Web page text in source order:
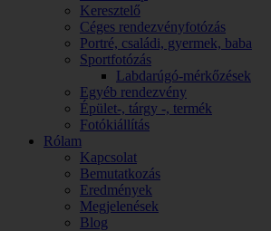
Keresztelő
Céges rendezvényfotózás
Portré, családi, gyermek, baba
Sportfotózás
Labdarúgó-mérkőzések
Egyéb rendezvény
Épület-, tárgy -, termék
Fotókiállítás
Rólam
Kapcsolat
Bemutatkozás
Eredmények
Megjelenések
Blog